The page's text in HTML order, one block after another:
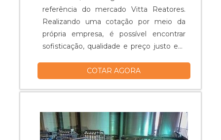
referência do mercado Vitta Reatores.
Realizando uma cotação por meio da
própria empresa, é possível encontrar
sofisticação, qualidade e preço justo em
misturador, com os colaboradores da
benefício com equipamentos específicos
mais diversos tipos de prod...
COTAR AGORA